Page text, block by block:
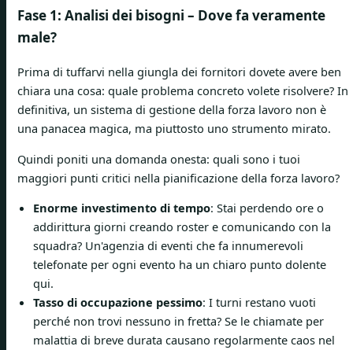
Fase 1: Analisi dei bisogni – Dove fa veramente
male?
Prima di tuffarvi nella giungla dei fornitori dovete avere ben
chiara una cosa: quale problema concreto volete risolvere? In
definitiva, un sistema di gestione della forza lavoro non è
una panacea magica, ma piuttosto uno strumento mirato.
Quindi poniti una domanda onesta: quali sono i tuoi
maggiori punti critici nella pianificazione della forza lavoro?
Enorme investimento di tempo: Stai perdendo ore o
addirittura giorni creando roster e comunicando con la
squadra? Un'agenzia di eventi che fa innumerevoli
telefonate per ogni evento ha un chiaro punto dolente
qui.
Tasso di occupazione pessimo: I turni restano vuoti
perché non trovi nessuno in fretta? Se le chiamate per
malattia di breve durata causano regolarmente caos nel